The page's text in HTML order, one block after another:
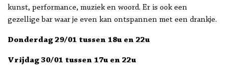
kunst, performance, muziek en woord. Er is ook een
gezellige bar waar je even kan ontspannen met een drankje.
Donderdag 29/01 tussen 18u en 22u
Vrijdag 30/01 tussen 17u en 22u